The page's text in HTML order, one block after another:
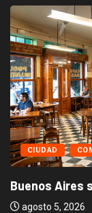
CIUDAD
Buenos Aires
agosto 5, 2026